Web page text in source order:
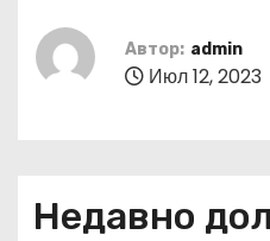
Автор: admin
Июл 12, 2023
Недавно